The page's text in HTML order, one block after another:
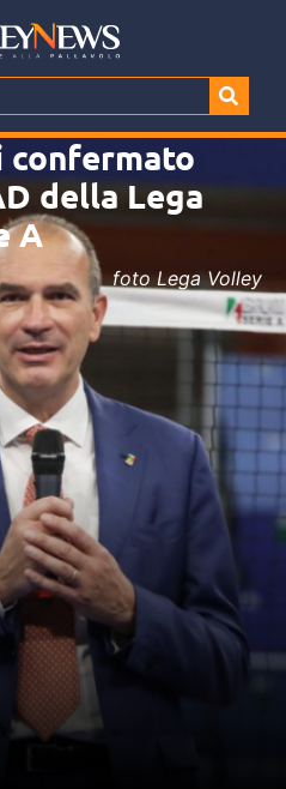
confermato
della Lega
A
foto Lega Volley